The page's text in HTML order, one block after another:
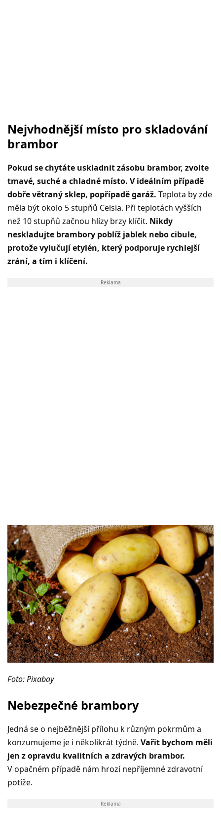
Nejvhodnější místo pro skladování
brambor
Pokud se chytáte uskladnit zásobu brambor, zvolte
tmavé, suché a chladné místo. V ideálním případě
dobře větraný sklep, popřípadě garáž. Teplota by zde
měla být okolo 5 stupňů Celsia. Při teplotách vyšších
než 10 stupňů začnou hlízy brzy klíčit. Nikdy
neskladujte brambory poblíž jablek nebo cibule,
protože vylučují etylén, který podporuje rychlejší
zrání, a tím i klíčení.
Reklama
Foto: Pixabay
Nebezpečné brambory
Jedná se o nejběžnější přílohu k různým pokrmům a
konzumujeme je i několikrát týdně. Vařit bychom měli
jen z opravdu kvalitních a zdravých brambor.
V opačném případě nám hrozí nepříjemné zdravotní
potíže.
Reklama